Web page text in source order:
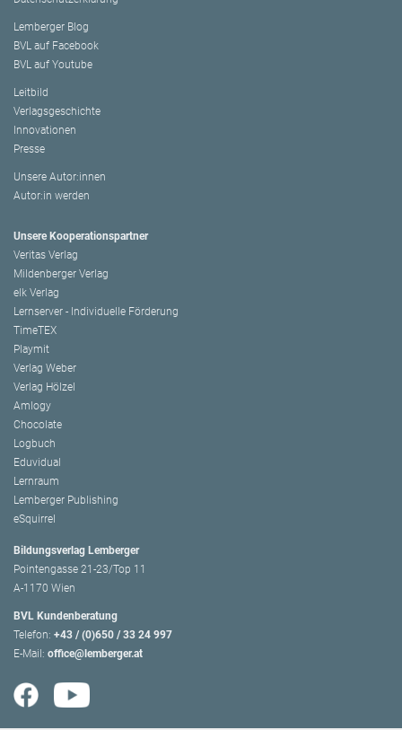
Lemberger Blog
BVL auf Facebook
BVL auf Youtube
Leitbild
Verlagsgeschichte
Innovationen
Presse
Unsere Autor:innen
Autor:in werden
Unsere Kooperationspartner
Veritas Verlag
Mildenberger Verlag
elk Verlag
Lernserver - Individuelle Förderung
TimeTEX
Playmit
Verlag Weber
Verlag Hölzel
Amlogy
Chocolate
Logbuch
Eduvidual
Lernraum
Lemberger Publishing
eSquirrel
Bildungsverlag Lemberger
Pointengasse 21-23/Top 11
A-1170 Wien
BVL Kundenberatung
Telefon: +43 / (0)650 / 33 24 997
E-Mail: office@lemberger.at